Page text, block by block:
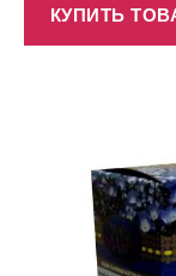
КУПИТЬ